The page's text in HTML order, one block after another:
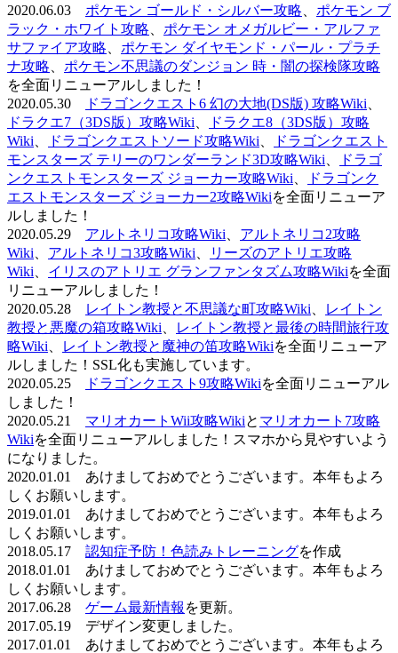
2020.06.03 ポケモン ゴールド・シルバー攻略
ポケモン ブ
ラック・ホワイト攻略
ポケモン オメガルビー・アルファ
サファイア攻略
ポケモン ダイヤモンド・パール・プラチ
ナ攻略
ポケモン不思議のダンジョン 時・闇の探検隊攻略
を全面リニューアルしました！
2020.05.30
ドラゴンクエスト6 幻の大地(DS版) 攻略Wiki
ドラクエ7（3DS版）攻略Wiki
ドラクエ8（3DS版）攻略
Wiki
ドラゴンクエストソード攻略Wiki
ドラゴンクエスト
モンスターズ テリーのワンダーランド3D攻略Wiki
ドラゴ
ンクエストモンスターズ ジョーカー攻略Wiki
ドラゴンク
エストモンスターズ ジョーカー2攻略Wikiを全面リニューア
ルしました！
2020.05.29 アルトネリコ攻略Wiki
アルトネリコ2攻略
Wiki
アルトネリコ3攻略Wiki
リーズのアトリエ攻略
Wiki
イリスのアトリエ グランファンタズム攻略Wikiを全面
リニューアルしました！
2020.05.28
レイトン教授と不思議な町攻略Wiki
レイトン
教授と悪魔の箱攻略Wiki
レイトン教授と最後の時間旅行攻
略Wiki
レイトン教授と魔神の笛攻略Wikiを全面リニューア
ルしました！SSL化も実施しています。
2020.05.25
ドラゴンクエスト9攻略Wikiを全面リニューアル
しました！
2020.05.21 マリオカートWii攻略Wikiと マリオカート7攻略
Wikiを全面リニューアルしました！スマホから見やすいよう
になりました。
2020.01.01 あけましておめでとうございます。本年もよろ
しくお願いします。
2019.01.01 あけましておめでとうございます。本年もよろ
しくお願いします。
2018.05.17 認知症予防！色読みトレーニングを作成
2018.01.01 あけましておめでとうございます。本年もよろ
しくお願いします。
2017.06.28 ゲーム最新情報 を更新。
2017.05.19 デザイン変更しました。
2017.01.01 あけましておめでとうございます。本年もよろ